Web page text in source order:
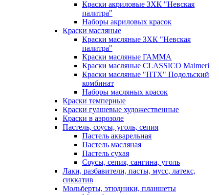
Краски акриловые ЗХК "Невская
палитра"
Наборы акриловых красок
Краски масляные
Краски масляные ЗХК "Невская
палитра"
Краски масляные ГАММА
Краски масляные CLASSICO Maimeri
Краски масляные "ПТХ" Подольский
комбинат
Наборы масляных красок
Краски темперные
Краски гуашевые художественные
Краски в аэрозоле
Пастель, соусы, уголь, сепия
Пастель акварельная
Пастель масляная
Пастель сухая
Соусы, сепия, сангина, уголь
Лаки, разбавители, пасты, мусс, латекс,
сиккатив
Мольберты, этюдники, планшеты